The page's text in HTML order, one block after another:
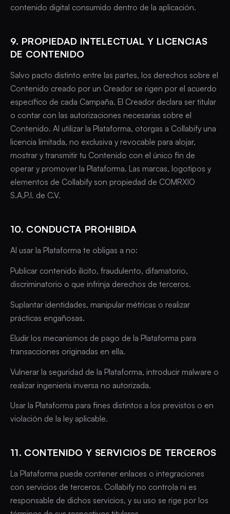
contenido digital consumido dentro de la aplicación.
9. PROPIEDAD INTELECTUAL Y LICENCIAS
DE CONTENIDO
Salvo pacto distinto entre las partes, los derechos sobre el
Contenido creado por un Creador se rigen por el acuerdo
específico de cada Campaña. El Creador declara ser titular
o contar con las autorizaciones necesarias sobre el
Contenido. Al utilizar la Plataforma, otorgas a Collabify una
licencia limitada, no exclusiva y revocable para alojar,
mostrar y transmitir tu Contenido con el único fin de
operar y promover la Plataforma. Las marcas, logotipos y
elementos de Collabify son propiedad de COMRXIO
S.A.P.I. de C.V.
10. CONDUCTA PROHIBIDA
Al usar la Plataforma te obligas a no:
Publicar contenido ilícito, fraudulento, difamatorio,
discriminatorio o que infrinja derechos de terceros.
Suplantar identidades, manipular métricas o realizar
prácticas engañosas.
Eludir los mecanismos de pago de la Plataforma para
transacciones originadas en ella.
Vulnerar la seguridad de la Plataforma, introducir malware o
realizar ingeniería inversa no autorizada.
Usar la Plataforma para fines distintos a los previstos o en
violación de la ley aplicable.
11. CONTENIDO Y SERVICIOS DE TERCEROS
La Plataforma puede contener enlaces o integraciones
con servicios de terceros. Collabify no controla ni es
responsable de dichos servicios, y su uso se rige por los